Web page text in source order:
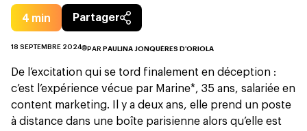
4 min Partager
18 SEPTEMBRE 2024 PAR PAULINA JONQUÈRES D'ORIOLA
De l’excitation qui se tord finalement en déception :
c’est l’expérience vécue par Marine*, 35 ans, salariée en
content marketing. Il y a deux ans, elle prend un poste
à distance dans une boîte parisienne alors qu’elle est